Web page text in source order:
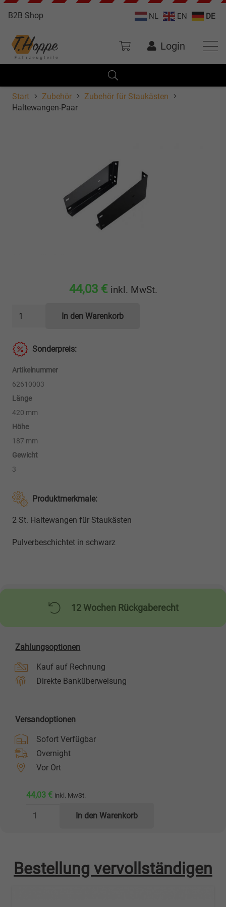
B2B Shop NL EN DE
Login
Start Zubehör
Zubehör für Staukästen
Haltewangen-Paar
44,03 € inkl. MwSt.
Haltewangen-
Menge
In den Warenkorb
Sonderpreis:
Artikelnummer
62610003
Länge
420 mm
Höhe
187 mm
Gewicht
3
Produktmerkmale:
2 St. Haltewangen für Staukästen
Pulverbeschichtet in schwarz
12 Wochen Rückgaberecht
Zahlungsoptionen
Kauf auf Rechnung
Direkte Banküberweisung
Versandoptionen
Sofort Verfügbar
Overnight
Vor Ort
44,03 € inkl. MwSt.
Haltewangen-
In den Warenkorb
Bestellung vervollständigen